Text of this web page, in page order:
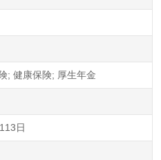
; 健康保険; 厚生年金
日